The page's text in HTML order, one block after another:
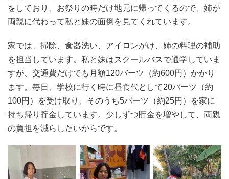
をしており、お祭りの時だけ地元に帰ってくるので、姉が
両親に代わって私と妹の面倒を見てくれています。
家では、掃除、食器洗い、アイロンがけ、姉の料理の補助
を担当しています。私と妹はスクールバスで通学していま
すが、交通費だけでも月額120バーツ（約600円）かかり
ます。毎日、学校に行く時に昼食代として20バーツ（約
100円）を受け取り、そのうち5バーツ（約25円）を家に
持ち帰り貯金しています。少しずつ貯金を増やして、両親
の負担を減らしたいからです。